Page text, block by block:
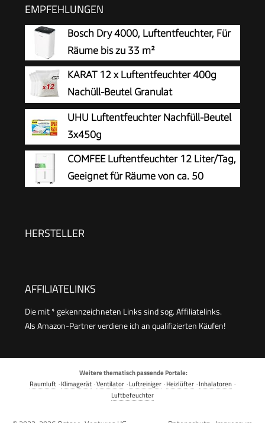
EMPFEHLUNGEN
Bosch Dry 4000, Luftentfeuchter, Für
Räume bis zu 33 m²
KARAT 12 x Luftentfeuchter 400g
Nachüll-Beutel Granulat
Raumentfeuchter nachfüllbar &
wiederverwendbar (Nachfüllbeutel, 12er Set
400g)
UHU Luftentfeuchter Nachfüll-Beutel
3x450g
COMFEE Luftentfeuchter 12 Liter/Tag,
Geeignet für Räume von ca. 50
Geräuschreduzierung, Kältemittel R290, CDDOE-
HERSTELLER
AFFILIATELINKS
Die mit * gekennzeichneten Links sind sog. Affiliatelinks.
Als Amazon-Partner verdiene ich an qualifizierten Käufen!
Weitere thematisch passende Portale:
Raumluft ·Klimagerät ·Ventilator ·Luftreiniger ·Heizlüfter ·Inhalatoren ·
Luftbefeuchter